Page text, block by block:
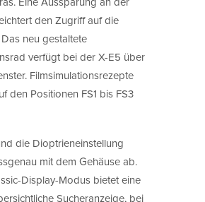
den Zugriff auf die
neu gestaltete
verfügt bei der X-E5 über
Filmsimulationsrezepte
den Positionen FS1 bis FS3
die Dioptrieneinstellung
mit dem Gehäuse ab.
Display-Modus bietet eine
Sucheranzeige, bei